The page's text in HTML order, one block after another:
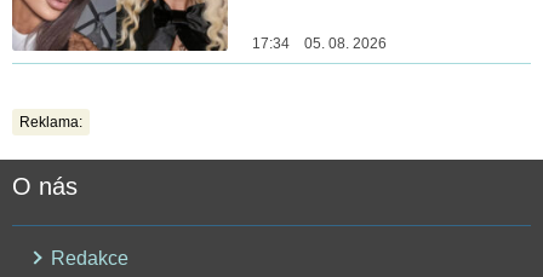
17:34 05. 08. 2026
Reklama:
O nás
Redakce